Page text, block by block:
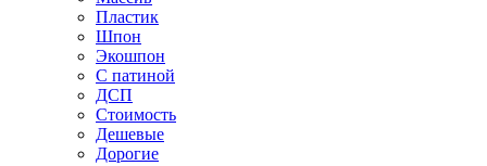
Пластик
Шпон
Экошпон
С патиной
ДСП
Стоимость
Дешевые
Дорогие